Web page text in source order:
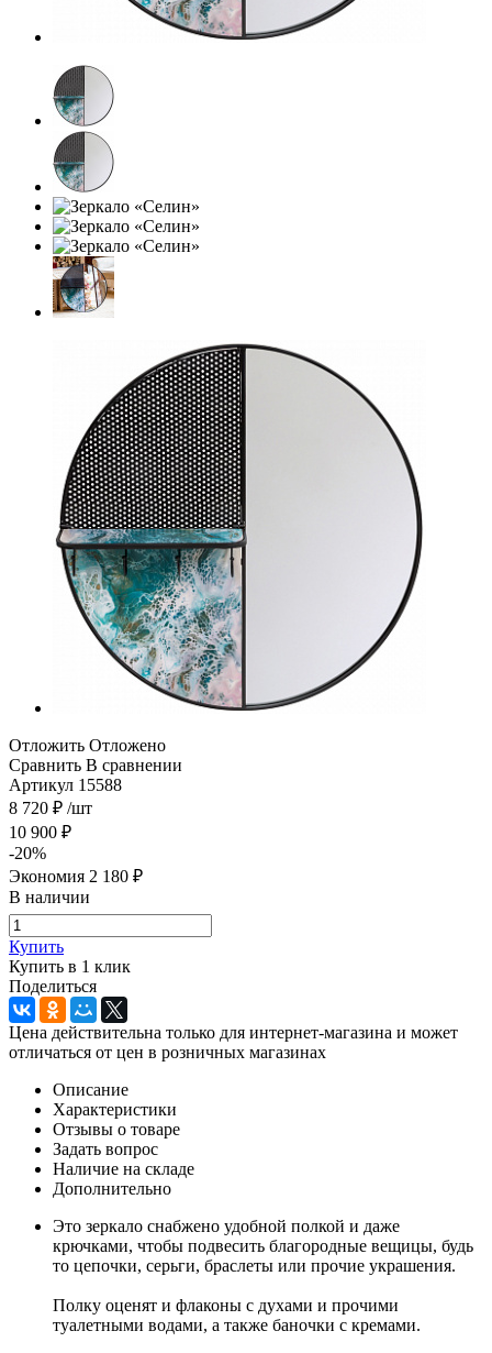
Отложить Отложено
Сравнить В сравнении
Артикул 15588
8 720 ₽ /шт
10 900 ₽
-20%
Экономия 2 180 ₽
В наличии
Купить
Купить в 1 клик
Поделиться
Цена действительна только для интернет-магазина и может
отличаться от цен в розничных магазинах
Описание
Характеристики
Отзывы о товаре
Задать вопрос
Наличие на складе
Дополнительно
Это зеркало снабжено удобной полкой и даже
крючками, чтобы подвесить благородные вещицы, будь
то цепочки, серьги, браслеты или прочие украшения.
Полку оценят и флаконы с духами и прочими
туалетными водами, а также баночки с кремами.